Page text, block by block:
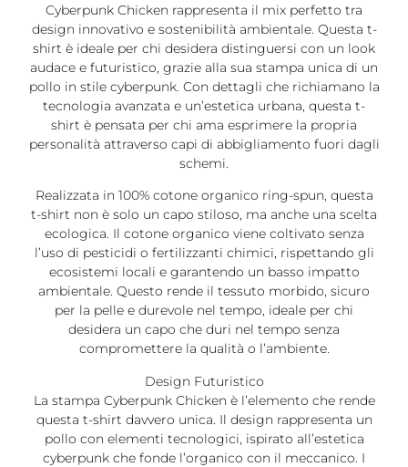
Cyberpunk Chicken rappresenta il mix perfetto tra
design innovativo e sostenibilità ambientale. Questa t-
shirt è ideale per chi desidera distinguersi con un look
audace e futuristico, grazie alla sua stampa unica di un
pollo in stile cyberpunk. Con dettagli che richiamano la
tecnologia avanzata e un’estetica urbana, questa t-
shirt è pensata per chi ama esprimere la propria
personalità attraverso capi di abbigliamento fuori dagli
schemi.
Realizzata in 100% cotone organico ring-spun, questa
t-shirt non è solo un capo stiloso, ma anche una scelta
ecologica. Il cotone organico viene coltivato senza
l’uso di pesticidi o fertilizzanti chimici, rispettando gli
ecosistemi locali e garantendo un basso impatto
ambientale. Questo rende il tessuto morbido, sicuro
per la pelle e durevole nel tempo, ideale per chi
desidera un capo che duri nel tempo senza
compromettere la qualità o l’ambiente.
Design Futuristico
La stampa Cyberpunk Chicken è l’elemento che rende
questa t-shirt davvero unica. Il design rappresenta un
pollo con elementi tecnologici, ispirato all’estetica
cyberpunk che fonde l’organico con il meccanico. I